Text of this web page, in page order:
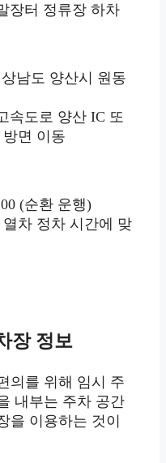
장터 정류장 하차
남도 양산시 원동
속도로 양산 IC 또
면 이동
(순환 운행)
차 정차 시간에 맞
장 정보
의를 위해 임시 주
내부는 주차 공간
을 이용하는 것이